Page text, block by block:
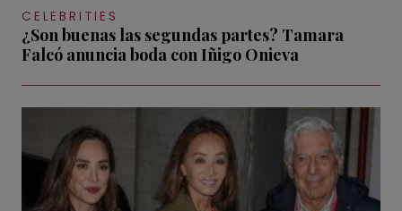
CELEBRITIES
¿Son buenas las segundas partes? Tamara
Falcó anuncia boda con Iñigo Onieva